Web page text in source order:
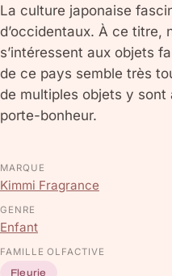
La culture japonaise
d’occidentaux. À ce titre,
s’intéressent aux objets
de ce pays semble très
de multiples objets y sont
porte-bonheur.
MARQUE
Kimmi Fragrance
GENRE
Enfant
FAMILLE OLFACTIVE
Fleurie